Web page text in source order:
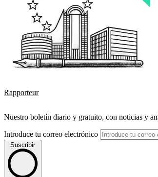
Rapporteur
Nuestro boletín diario y gratuito, con noticias y
Introduce tu correo electrónico
Suscribir